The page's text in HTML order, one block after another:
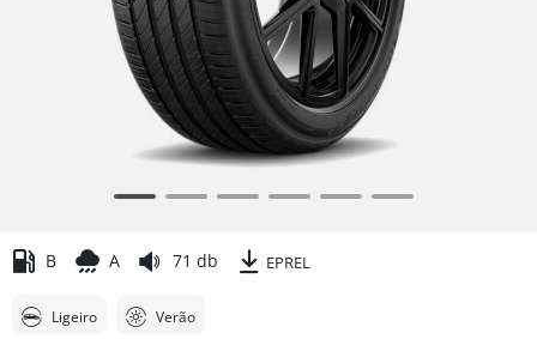
6B A 71 db EPREL
Ligeiro Verão